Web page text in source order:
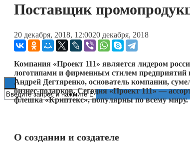
ESG
Поставщик
20 декабря, 2018, 12:0020 декабря, 2018
Компания «Проект 111» является лидером
логотипами и фирменным стилем предприятий
Андрей Дегтяренко, основатель компании,
бизнес-подарков. Сегодня «Проект 111» —
флешка «Криптекс», популярны по всему миру.
О создании и создателе